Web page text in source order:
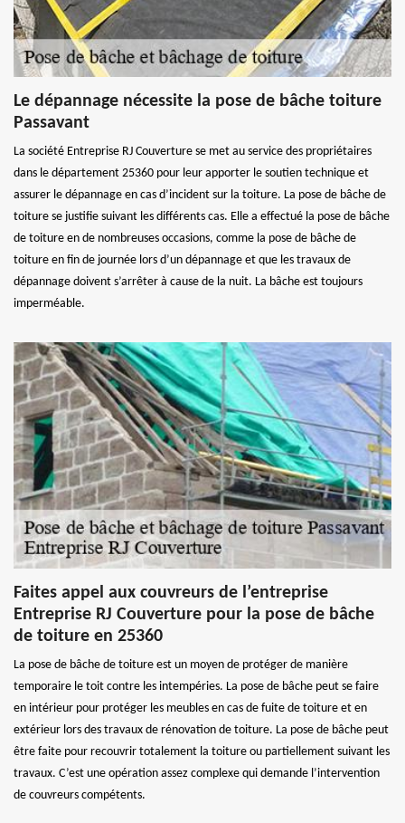
Le dépannage nécessite la pose de bâche toiture
Passavant
La société Entreprise RJ Couverture se met au service des propriétaires
dans le département 25360 pour leur apporter le soutien technique et
assurer le dépannage en cas d’incident sur la toiture. La pose de bâche de
toiture se justifie suivant les différents cas. Elle a effectué la pose de bâche
de toiture en de nombreuses occasions, comme la pose de bâche de
toiture en fin de journée lors d’un dépannage et que les travaux de
dépannage doivent s’arrêter à cause de la nuit. La bâche est toujours
imperméable.
Faites appel aux couvreurs de l’entreprise
Entreprise RJ Couverture pour la pose de bâche
de toiture en 25360
La pose de bâche de toiture est un moyen de protéger de manière
temporaire le toit contre les intempéries. La pose de bâche peut se faire
en intérieur pour protéger les meubles en cas de fuite de toiture et en
extérieur lors des travaux de rénovation de toiture. La pose de bâche peut
être faite pour recouvrir totalement la toiture ou partiellement suivant les
travaux. C’est une opération assez complexe qui demande l’intervention
de couvreurs compétents.